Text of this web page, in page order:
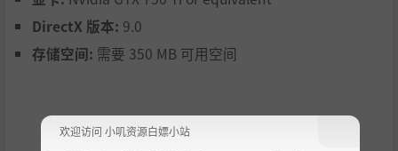
DirectX 版本: 9.0
存储空间: 需要 350 MB 可用空间
欢迎访问 小叽资源白嫖小站